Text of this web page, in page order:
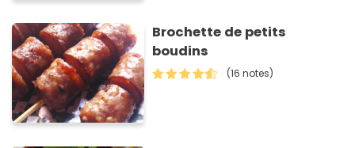
Brochette de petits
boudins
(16 notes)